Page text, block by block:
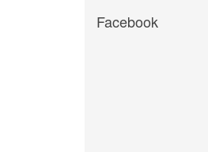
Facebook